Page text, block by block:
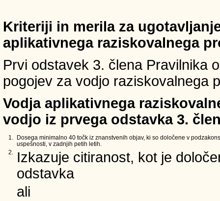
Kriteriji in merila za
aplikativnega raziskovalnega
Prvi odstavek 3. člena Pravilnika
pogojev za vodjo raziskovalnega
Vodja aplikativnega
vodjo iz prvega odstavka 3.
1.
Dosega minimalno 40 točk iz znanstvenih objav, ki so določene v
uspešnosti, v zadnjih petih letih.
2.
Izkazuje citiranost, kot je
odstavka
ali